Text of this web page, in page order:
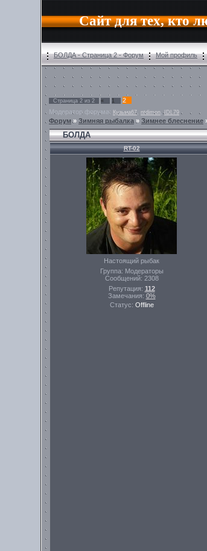
Сайт для тех, кто
БОЛДА - Страница 2 - Форум Мой профиль
Страница 2 из 2 « 1
2
Модератор форума: Кузьма67 ntdimon , IDL79
Форум» Зимняя рыбалка » Зимнее блеснение
БОЛДА
RT-02
Настоящий рыбак
Группа: Модераторы
Сообщений: 2308
Репутация: 112
Замечания: 0%
Статус: Offline